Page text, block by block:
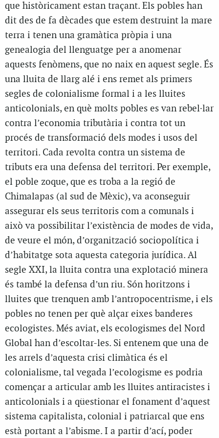
que històricament estan traçant. Els pobles han
dit des de fa dècades que estem destruint la mare
terra i tenen una gramàtica pròpia i una
genealogia del llenguatge per a anomenar
aquests fenòmens, que no naix en aquest segle. És
una lluita de llarg alé i ens remet als primers
segles de colonialisme formal i a les lluites
anticolonials, en què molts pobles es van rebel·lar
contra l’economia tributària i contra tot un
procés de transformació dels modes i usos del
territori. Cada revolta contra un sistema de
tributs era una defensa del territori. Per exemple,
el poble zoque, que es troba a la regió de
Chimalapas (al sud de Mèxic), va aconseguir
assegurar els seus territoris com a comunals i
això va possibilitar l’existència de modes de vida,
de veure el món, d’organització sociopolítica i
d’habitatge sota aquesta categoria jurídica. Al
segle XXI, la lluita contra una explotació minera
és també la defensa d’un riu. Són horitzons i
lluites que trenquen amb l’antropocentrisme, i els
pobles no tenen per què alçar eixes banderes
ecologistes. Més aviat, els ecologismes del Nord
Global han d’escoltar-les. Si entenem que una de
les arrels d’aquesta crisi climàtica és el
colonialisme, tal vegada l’ecologisme es podria
començar a articular amb les lluites antiracistes i
anticolonials i a qüestionar el fonament d’aquest
sistema capitalista, colonial i patriarcal que ens
està portant a l’abisme. I a partir d’ací, poder